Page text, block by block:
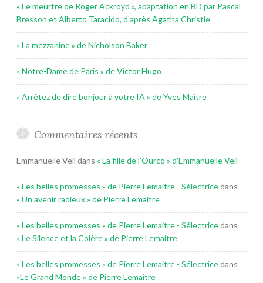
« Le meurtre de Roger Ackroyd », adaptation en BD par Pascal
Bresson et Alberto Taracido, d’après Agatha Christie
« La mezzanine » de Nicholson Baker
« Notre-Dame de Paris » de Victor Hugo
« Arrêtez de dire bonjour à votre IA » de Yves Maitre
Commentaires récents
Emmanuelle Veil dans « La fille de l’Ourcq » d’Emmanuelle Veil
« Les belles promesses » de Pierre Lemaitre - Sélectricedans
« Un avenir radieux » de Pierre Lemaitre
« Les belles promesses » de Pierre Lemaitre - Sélectricedans
« Le Silence et la Colère » de Pierre Lemaitre
« Les belles promesses » de Pierre Lemaitre - Sélectricedans
«Le Grand Monde » de Pierre Lemaitre